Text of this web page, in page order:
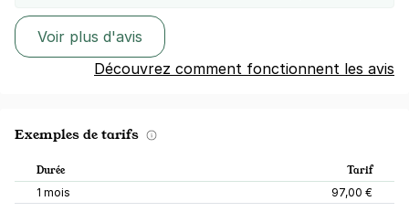
Voir plus d'avis
Découvrez comment fonctionnent les avis
Exemples de tarifs
Durée Tarif
1 mois 97,00 €